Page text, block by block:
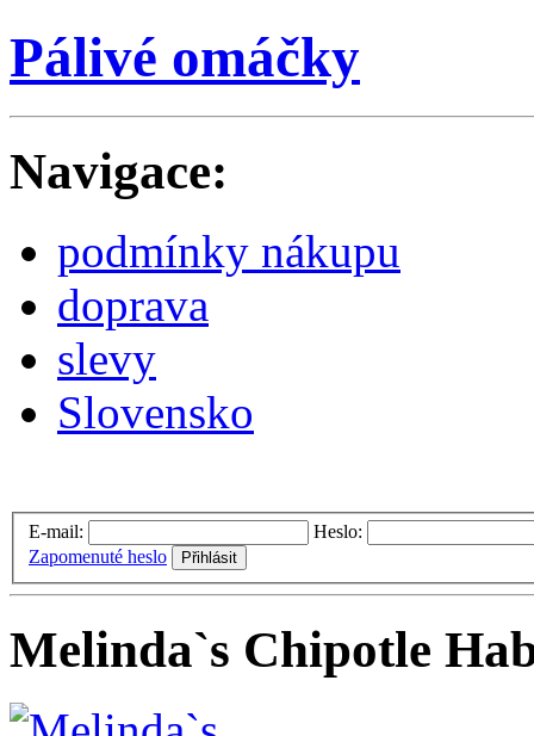
Pálivé omáčky
Navigace:
podmínky nákupu
doprava
slevy
Slovensko
E-mail:
Heslo:
Zapomenuté heslo
Melinda`s Chipotle